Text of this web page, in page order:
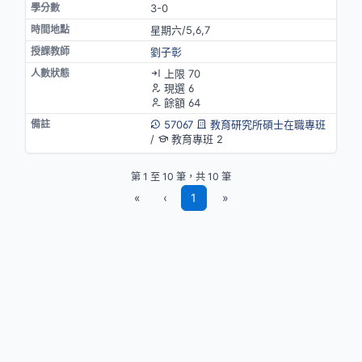
3-0
星期六/5,6,7
劉子彰
上限 70
現選 6
餘額 64
57067
教育研究所碩士在職專班
/
教育專班 2
第 1 至 10 筆，共 10 筆
« ‹ 1 »